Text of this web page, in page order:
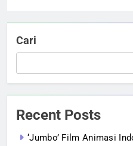
Cari
Recent Posts
‘Jumbo’ Film Animasi